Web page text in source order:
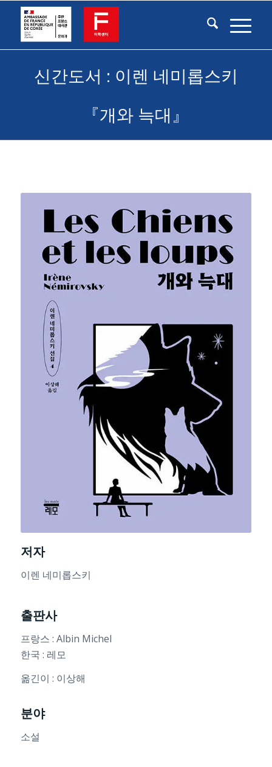
신간도서 : 이렌 네미롭스키
『개와 늑대』
저자
이렌 네미롭스키
출판사
프랑스 : Albin Michel
한국 : 레모
옮긴이 : 이상해
분야
소설